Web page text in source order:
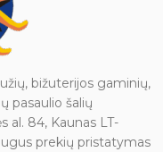
bižuterijos gaminių,
pasaulio šalių
al. 84, Kaunas LT-
prekių pristatymas